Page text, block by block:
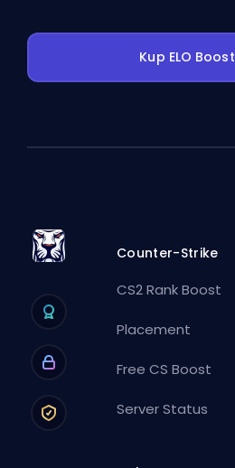
Kup ELO Boost
Counter-Strike
CS2 Rank Boost
Placement
Free CS Boost
Server Status